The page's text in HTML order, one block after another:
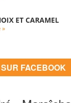
ET CARAMEL
FACEBOOK